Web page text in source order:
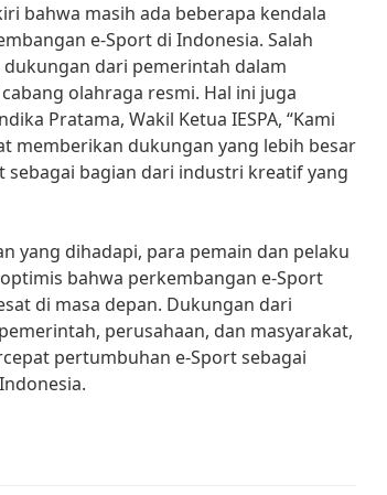
bahwa masih ada beberapa kendala
e-Sport di Indonesia. Salah
dari pemerintah dalam
olahraga resmi. Hal ini juga
Pratama, Wakil Ketua IESPA, “Kami
memberikan dukungan yang lebih besar
sebagai bagian dari industri kreatif yang
yang dihadapi, para pemain dan pelaku
bahwa perkembangan e-Sport
di masa depan. Dukungan dari
perusahaan, dan masyarakat,
pertumbuhan e-Sport sebagai